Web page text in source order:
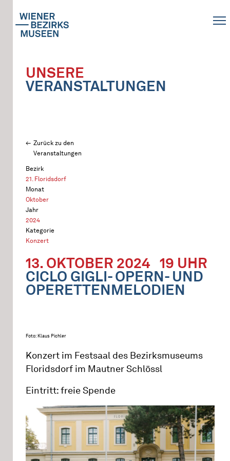
UNSERE
VERANSTALTUNGEN
Zurück zu den
Veranstaltungen
Bezirk
21. Floridsdorf
Monat
Oktober
Jahr
2024
Kategorie
Konzert
13. OKTOBER 2024 19 UHR
CICLO GIGLI- OPERN- UND
OPERETTENMELODIEN
Foto: Klaus Pichler
Konzert im Festsaal des Bezirksmuseums
Floridsdorf im Mautner Schlössl
Eintritt: freie Spende